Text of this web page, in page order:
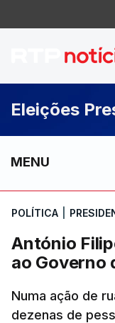
Eleições
MENU
POLÍTICA
António
ao Governo
Numa ação de
dezenas de